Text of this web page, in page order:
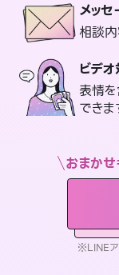
メッ
相談内
ビデ
表情
できま
おまか
※LINEア